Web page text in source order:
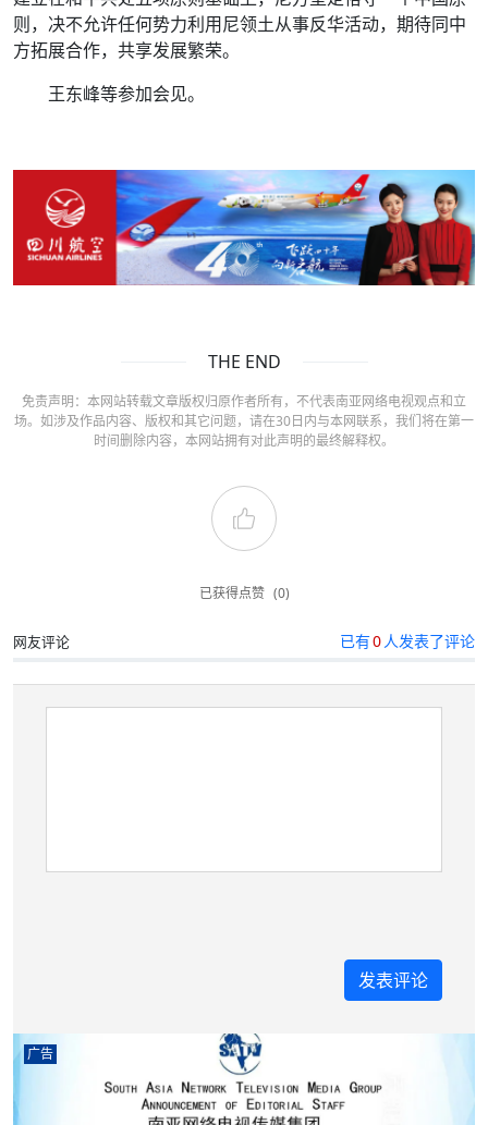
则，决不允许任何势力利用尼领土从事反华活动，期待同中
方拓展合作，共享发展繁荣。
王东峰等参加会见。
THE END
免责声明：本网站转载文章版权归原作者所有，不代表南亚网络电视观点和立
场。如涉及作品内容、版权和其它问题，请在30日内与本网联系，我们将在第一
时间删除内容，本网站拥有对此声明的最终解释权。
已获得点赞 (0)
网友评论 已有0人发表了评论
广告